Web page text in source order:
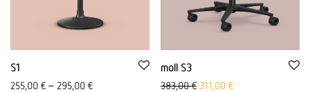
S1
255,00 € – 295,00 €
moll S3
383,00€ Ursprünglicher Preis war:
311,00 €Aktueller Preis ist: